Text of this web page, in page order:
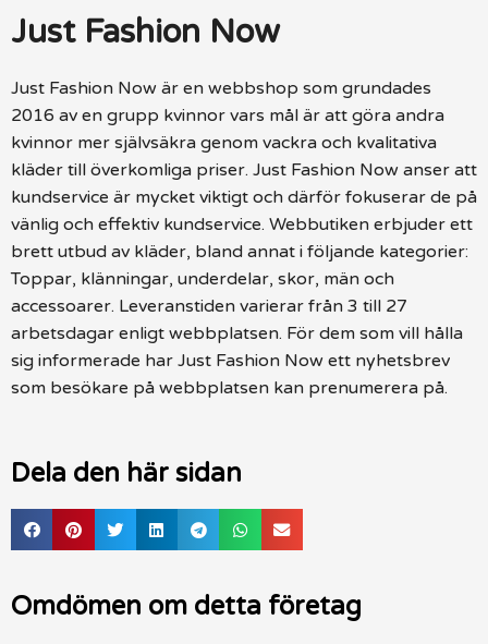
Just Fashion Now
Just Fashion Now är en webbshop som grundades
2016 av en grupp kvinnor vars mål är att göra andra
kvinnor mer självsäkra genom vackra och kvalitativa
kläder till överkomliga priser. Just Fashion Now anser att
kundservice är mycket viktigt och därför fokuserar de på
vänlig och effektiv kundservice. Webbutiken erbjuder ett
brett utbud av kläder, bland annat i följande kategorier:
Toppar, klänningar, underdelar, skor, män och
accessoarer. Leveranstiden varierar från 3 till 27
arbetsdagar enligt webbplatsen. För dem som vill hålla
sig informerade har Just Fashion Now ett nyhetsbrev
som besökare på webbplatsen kan prenumerera på.
Dela den här sidan
Omdömen om detta företag